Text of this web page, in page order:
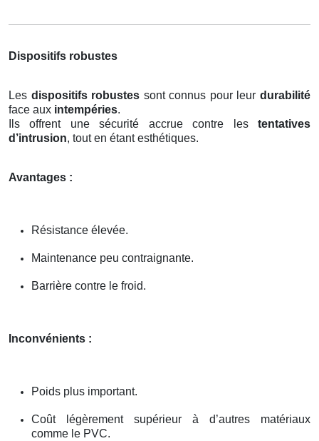
Dispositifs robustes
Les dispositifs robustes sont connus pour leurdurabilité
face aux intempéries.
Ils offrent une sécurité accrue contre les tentatives
d’intrusion, tout en étant esthétiques.
Avantages :
Résistance élevée.
Maintenance peu contraignante.
Barrière contre le froid.
Inconvénients :
Poids plus important.
Coût légèrement supérieur à d’autres matériaux
comme le PVC.